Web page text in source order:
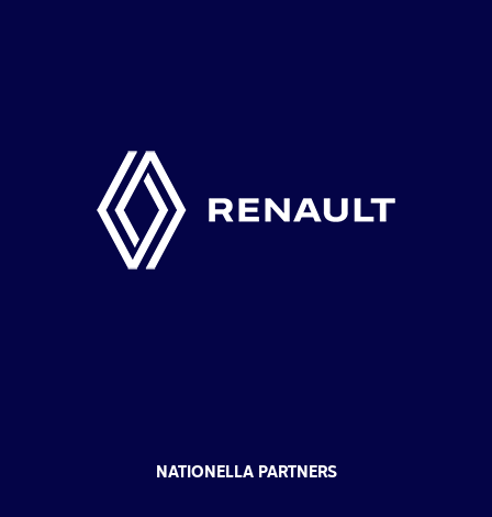
NATIONELLA PARTNERS